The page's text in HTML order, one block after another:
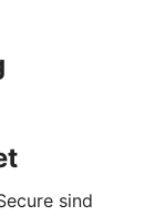
sind